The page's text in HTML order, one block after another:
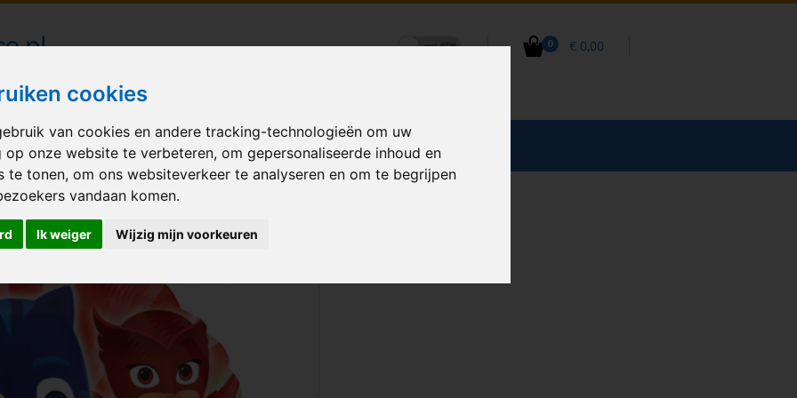
cookies
van cookies en andere tracking-technologieën om uw
op onze website te verbeteren, om gepersonaliseerde inhoud en
te tonen, om ons websiteverkeer te analyseren en om te begrijpen
vandaan komen.
Ik weiger Wijzig mijn voorkeuren
0 € 0,00
bezorgd in heel Nederland
BALLONNEN GELEGENHEID VERHUUR BEDRUKKEN ACCESSOIRES